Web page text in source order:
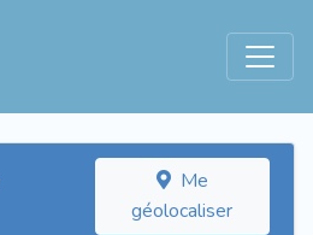
Me
géolocaliser